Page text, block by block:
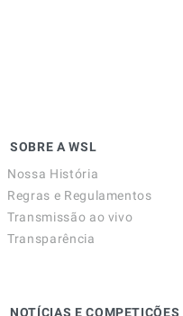
SOBRE A WSL
Nossa História
Regras e Regulamentos
Transmissão ao vivo
Transparência
NOTÍCIAS E COMPETIÇÕES